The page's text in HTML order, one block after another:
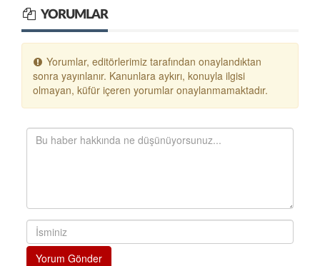
YORUMLAR
Yorumlar, editörlerimiz tarafından onaylandıktan
sonra yayınlanır. Kanunlara aykırı, konuyla ilgisi
olmayan, küfür içeren yorumlar onaylanmamaktadır.
Yorum Gönder